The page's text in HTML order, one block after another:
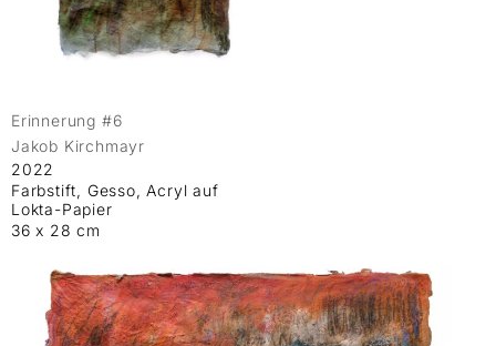
Erinnerung #6
Jakob Kirchmayr
2022
Farbstift, Gesso, Acryl auf
Lokta-Papier
36 x 28 cm